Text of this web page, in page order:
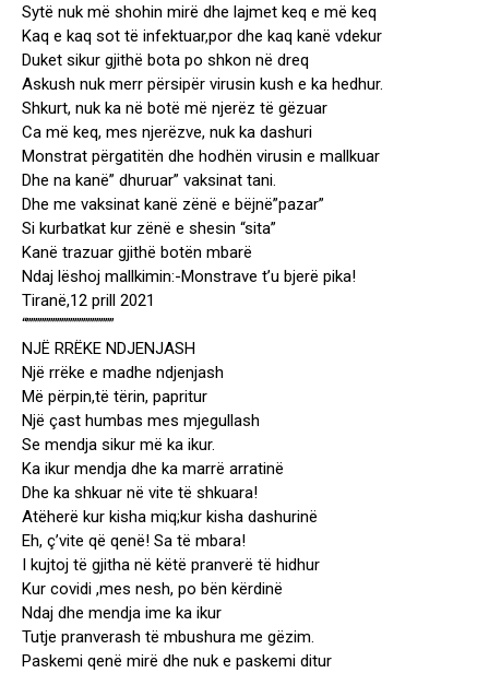
Sytë nuk më shohin mirë dhe lajmet keq e më keq
Kaq e kaq sot të infektuar,por dhe kaq kanë vdekur
Duket sikur gjithë bota po shkon në dreq
Askush nuk merr përsipër virusin kush e ka hedhur.
Shkurt, nuk ka në botë më njerëz të gëzuar
Ca më keq, mes njerëzve, nuk ka dashuri
Monstrat përgatitën dhe hodhën virusin e mallkuar
Dhe na kanë” dhuruar” vaksinat tani.
Dhe me vaksinat kanë zënë e bëjnë”pazar”
Si kurbatkat kur zënë e shesin “sita”
Kanë trazuar gjithë botën mbarë
Ndaj lëshoj mallkimin:-Monstrave t’u bjerë pika!
Tiranë,12 prill 2021
“””””””””””””””””””””
NJË RRËKE NDJENJASH
Një rrëke e madhe ndjenjash
Më përpin,të tërin, papritur
Një çast humbas mes mjegullash
Se mendja sikur më ka ikur.
Ka ikur mendja dhe ka marrë arratinë
Dhe ka shkuar në vite të shkuara!
Atëherë kur kisha miq;kur kisha dashurinë
Eh, ç’vite që qenë! Sa të mbara!
I kujtoj të gjitha në këtë pranverë të hidhur
Kur covidi ,mes nesh, po bën kërdinë
Ndaj dhe mendja ime ka ikur
Tutje pranverash të mbushura me gëzim.
Paskemi qenë mirë dhe nuk e paskemi ditur